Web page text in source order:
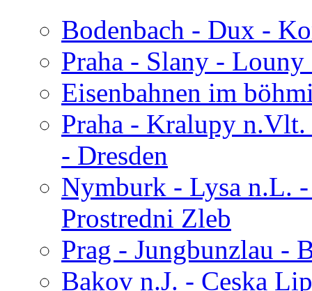
Bodenbach - Dux -
Praha - Slany -
Eisenbahnen im
Praha - Kralupy
- Dresden
Nymburk - Lysa n.L.
Prostredni Zleb
Prag - Jungbunzlau -
Bakov n.J. - Ceska